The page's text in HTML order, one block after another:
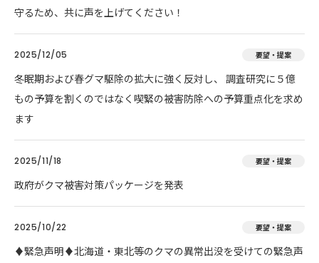
守るため、共に声を上げてください！
2025/12/05 要望・提案
冬眠期および春グマ駆除の拡大に強く反対し、 調査研究に５億
もの予算を割くのではなく喫緊の被害防除への予算重点化を求め
ます
2025/11/18 要望・提案
政府がクマ被害対策パッケージを発表
2025/10/22 要望・提案
♦️緊急声明♦️北海道・東北等のクマの異常出没を受けての緊急声